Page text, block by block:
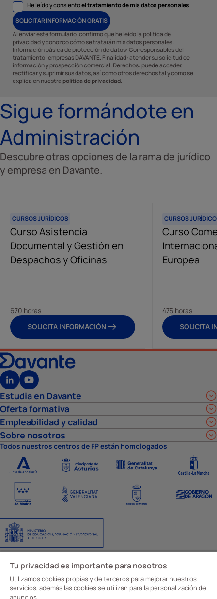
He leído y consientoel tratamiento de mis datos personales
SOLICITAR INFORMACIÓN GRATIS
Al enviar este formulario, confirmo que he leído la política de
privacidad y conozco cómo se tratarán mis datos personales.
Información básica de protección de datos: Corresponsables del
tratamiento: empresas DAVANTE. Finalidad: atender su solicitud de
información y prospección comercial. Derechos: puede acceder,
rectificar y suprimir sus datos, así como otros derechos tal y como se
explica en nuestra política de privacidad.
Sigue formándote en
Administración
Descubre otras opciones de la rama de jurídico
y empresa en Davante.
CURSOS JURÍDICOS
Curso Asistencia
Documental y Gestión en
Despachos y Oficinas
670 horas
SOLICITA INFORMACIÓN
CURSOS
Curso
Europea
475 horas
SOLICITA
Estudia en Davante
Oferta formativa
Empleabilidad y calidad
Sobre nosotros
Todos nuestros centros de FP están homologados
Aviso Legal Política de privacidad Política de cookies
Ajustes de cookies
Código y canal ético
© Davante 2026
Tu privacidad es importante para nosotros
Utilizamos cookies propias y de terceros para mejorar nuestros
servicios, además las cookies se utilizan para la personalización de
anuncios.